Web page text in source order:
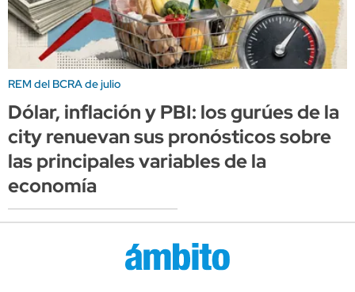
REM del BCRA de julio
Dólar, inflación y PBI: los gurúes de la
city renuevan sus pronósticos sobre
las principales variables de la
economía